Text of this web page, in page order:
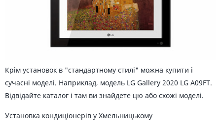
Крім установок в "стандартному стилі" можна купити і
сучасні моделі. Наприклад, модель LG Gallery 2020 LG A09FT.
Відвідайте каталог і там ви знайдете цю або схожі моделі.
Установка кондиціонерів у Хмельницькому